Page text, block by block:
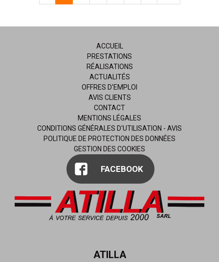
ACCUEIL
PRESTATIONS
RÉALISATIONS
ACTUALITÉS
OFFRES D'EMPLOI
AVIS CLIENTS
CONTACT
MENTIONS LÉGALES
CONDITIONS GÉNÉRALES D'UTILISATION - AVIS
POLITIQUE DE PROTECTION DES DONNÉES
GESTION DES COOKIES
FACEBOOK
ATILLA